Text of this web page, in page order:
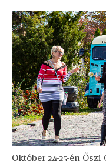
Október 24-25-én